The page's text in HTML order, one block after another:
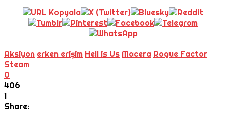
Aksiyon erken erişim Hell is Us Macera Rogue Factor
Steam
0
406
1
Share: